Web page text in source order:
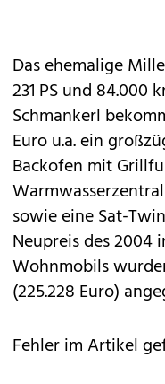
Das ehemalige
231 PS und 84.000
Schmankerl
Euro u.a. ein
Backofen mit
sowie eine Sat-
Neupreis des 2004
Wohnmobils
(225.228 Euro)
Fehler im Artikel